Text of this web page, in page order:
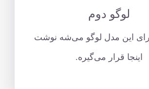
دوم
مدل لوگو می‌شه نوشت
قرار می‌گیره.